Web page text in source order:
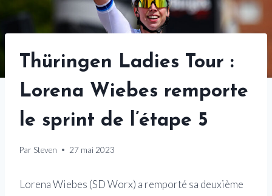
Thüringen Ladies Tour :
Lorena Wiebes remporte
le sprint de l’étape 5
Par Steven 27 mai 2023
Lorena Wiebes (SD Worx) a remporté sa deuxième